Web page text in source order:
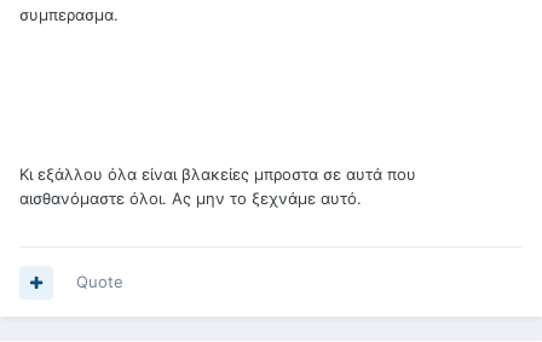
συμπερασμα.
Κι εξάλλου όλα είναι βλακείες μπροστα σε αυτά που
αισθανόμαστε όλοι. Ας μην το ξεχνάμε αυτό.
Quote